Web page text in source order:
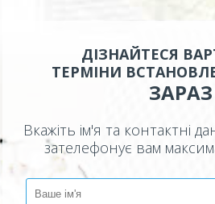
ДІЗНАЙТЕСЯ
ТЕРМІНИ
ЗАРАЗ
Вкажіть ім'я та контактні
зателефонує вам